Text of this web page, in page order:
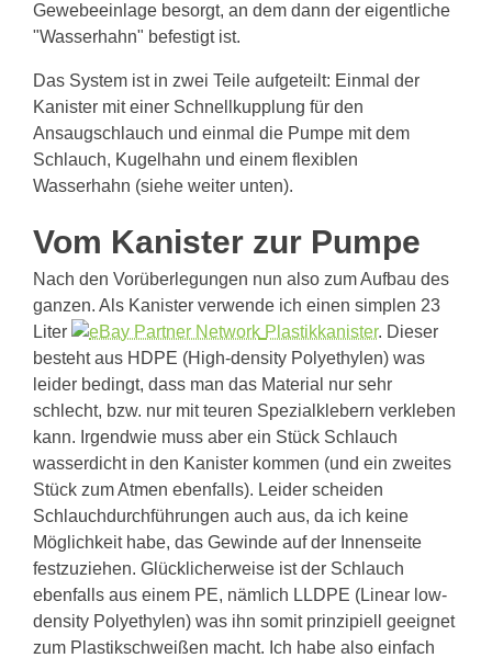
Gewebeeinlage besorgt, an dem dann der eigentliche
"Wasserhahn" befestigt ist.
Das System ist in zwei Teile aufgeteilt: Einmal der
Kanister mit einer Schnellkupplung für den
Ansaugschlauch und einmal die Pumpe mit dem
Schlauch, Kugelhahn und einem flexiblen
Wasserhahn (siehe weiter unten).
Vom Kanister zur Pumpe
Nach den Vorüberlegungen nun also zum Aufbau des
ganzen. Als Kanister verwende ich einen simplen 23
Liter
Plastikkanister. Dieser
besteht aus HDPE (High-density Polyethylen) was
leider bedingt, dass man das Material nur sehr
schlecht, bzw. nur mit teuren Spezialklebern verkleben
kann. Irgendwie muss aber ein Stück Schlauch
wasserdicht in den Kanister kommen (und ein zweites
Stück zum Atmen ebenfalls). Leider scheiden
Schlauchdurchführungen auch aus, da ich keine
Möglichkeit habe, das Gewinde auf der Innenseite
festzuziehen. Glücklicherweise ist der Schlauch
ebenfalls aus einem PE, nämlich LLDPE (Linear low-
density Polyethylen) was ihn somit prinzipiell geeignet
zum Plastikschweißen macht. Ich habe also einfach